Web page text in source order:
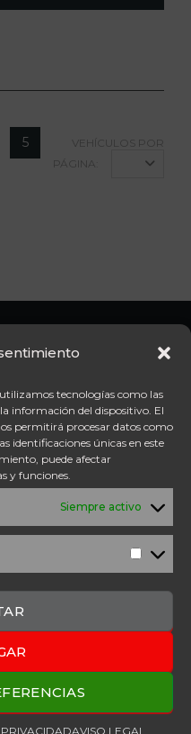
tecnologías como las
información del dispositivo. El
permitirá procesar datos como
identificaciones únicas en este
puede afectar
y funciones.
Siempre activo
AVISO LEGAL
5
VEHÍCULOS POR
PÁGINA:
CFMoto Y Mitt. Estamos en
técnico oficial Mitt y CFMoto.
Tel: 654 98 23 30
por